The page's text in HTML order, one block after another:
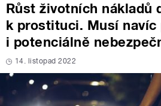
Růst životních nákladů
k prostituci. Musí navíc
i potenciálně
14. listopad 2022